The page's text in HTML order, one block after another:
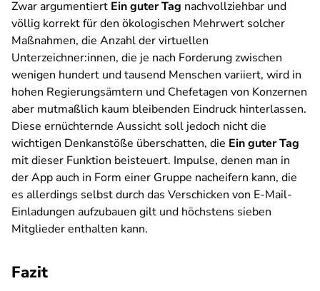
Zwar argumentiert Ein guter Tag nachvollziehbar und
völlig korrekt für den ökologischen Mehrwert solcher
Maßnahmen, die Anzahl der virtuellen
Unterzeichner:innen, die je nach Forderung zwischen
wenigen hundert und tausend Menschen variiert, wird in
hohen Regierungsämtern und Chefetagen von Konzernen
aber mutmaßlich kaum bleibenden Eindruck hinterlassen.
Diese ernüchternde Aussicht soll jedoch nicht die
wichtigen Denkanstöße überschatten, die Ein guter Tag
mit dieser Funktion beisteuert. Impulse, denen man in
der App auch in Form einer Gruppe nacheifern kann, die
es allerdings selbst durch das Verschicken von E-Mail-
Einladungen aufzubauen gilt und höchstens sieben
Mitglieder enthalten kann.
Fazit